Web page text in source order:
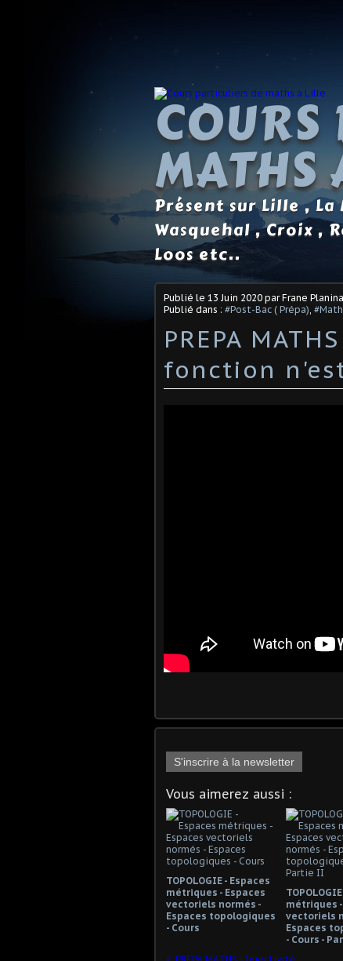
COURS
MATHS
Présent sur Lille ,
Wasquehal , Croix ,
Loos etc..
Publié le 13 Juin 2020 par Frane Planina
Publié dans : #Post-Bac ( Prépa)
PREPA
fonction
S'inscrire à la newsletter
Vous aimerez aussi :
TOPOLOGIE - Espaces
métriques - Espaces
vectoriels normés -
Espaces topologiques
- Cours
métriques -
vectoriels
Espaces
- Cours -